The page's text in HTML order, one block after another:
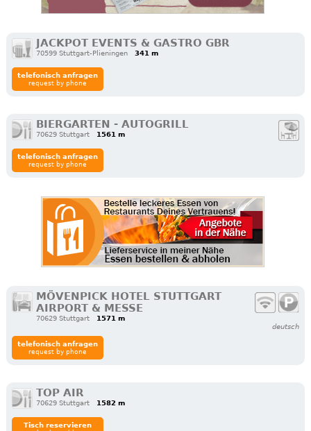
JACKPOT EVENTS & GASTRO GBR
70599 Stuttgart-Plieningen 341 m
telefonisch anfragen
request by phone
BIERGARTEN - AUTOGRILL
70629 Stuttgart 1561 m
telefonisch anfragen
request by phone
MÖVENPICK HOTEL STUTTGART
AIRPORT & MESSE
70629 Stuttgart
1571 m
deutsch
telefonisch anfragen
request by phone
TOP AIR
70629 Stuttgart 1582 m
Tisch reservieren